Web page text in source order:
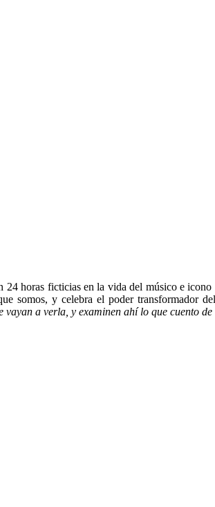
horas ficticias en la vida del músico e
somos, y celebra el poder transformador
a verla, y examinen ahí lo que cuento